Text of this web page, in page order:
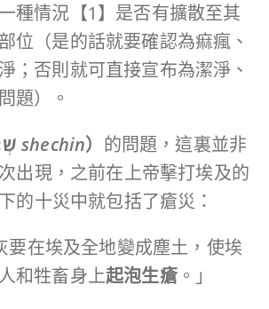
種情況【1】是否有擴散至其
位（是的話就要確認為痲瘋、
；否則就可直接宣布為潔淨、
題）。
shechin） 的問題，這裏並非
出現，之前在上帝擊打埃及的
的十災中就包括了瘡災：
要在埃及全地變成塵土，使埃
和牲畜身上起泡生瘡。」